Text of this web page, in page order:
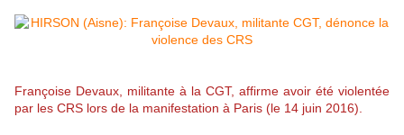
Françoise Devaux, militante à la CGT, affirme avoir été violentée
par les CRS lors de la manifestation à Paris (le 14 juin 2016).